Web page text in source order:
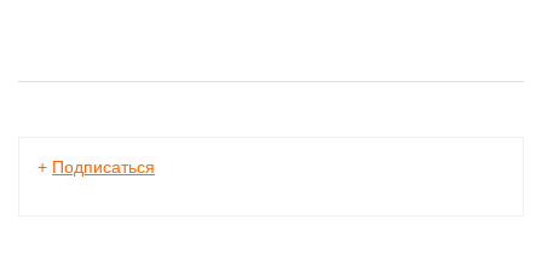
+ Подписаться